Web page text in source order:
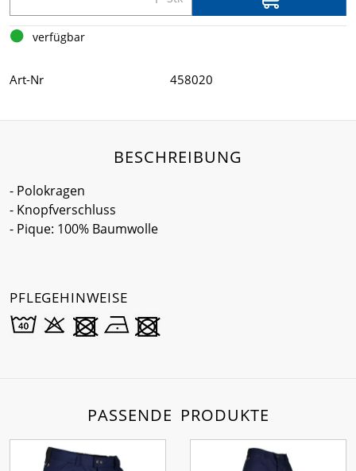
verfügbar
Art-Nr 458020
BESCHREIBUNG
- Polokragen
- Knopfverschluss
- Pique: 100% Baumwolle
PFLEGEHINWEISE
PASSENDE PRODUKTE